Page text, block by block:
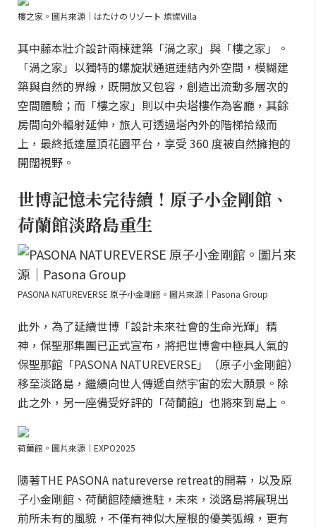
樓之家。圖片來源｜はたけのリゾート 燦燦Villa
其中藤本壯介設計兩棟建築「渦之家」與「樓之家」。
「渦之家」以獨特的螺旋狀通道連結內外空間，模糊建
築與自然的界線，既開放又包容，創造出流動多層次的
空間體驗；而「樓之家」則以中央塔樓作為客廳，其餘
房間向外輻射延伸，旅人可透過塔內外的階梯拾級而
上，最終抵達屋頂花園平台，享受 360 度被自然擁抱的
開闊視野。
世博記憶未完待續！原子小金剛館、
荷蘭館淡路島重生
PASONA NATUREVERSE 原子小金剛館。圖片來源｜Pasona Group
此外，為了延續世博「設計未來社會的生命光輝」精
神，保聖那集團已正式宣布，將把世博會中極具人氣的
保聖那館「PASONA NATUREVERSE」（原子小金剛館）
移至淡路島，繼續向世人傳遞自然宇宙的宏大願景。除
此之外，另一座備受好評的「荷蘭館」也將來到島上。
荷蘭館。圖片來源｜EXPO2025
隨著THE PASONA natureverse retreat的開幕，以及原
子小金剛館、荷蘭館陸續進駐，未來，淡路島將展現出
前所未有的風貌，不僅有神似大屋根的優美弧線，更有